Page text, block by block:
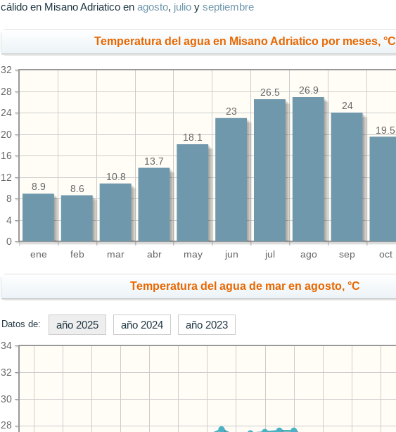
cálido en Misano Adriatico enagosto, julio yseptiembre
Temperatura del agua en Misano Adriatico por meses, °C
ene feb mar abr may jun jul ago sep oct
0
4
8
12
16
20
24
28
32
19.5
24
26.9
26.5
23
18.1
13.7
10.8
8.6
8.9
Temperatura del agua de mar en agosto, °C
Datos de: año 2025 año 2024 año 2023
28
30
32
34